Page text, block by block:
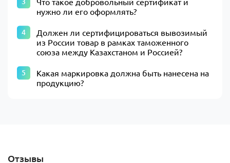
нужно ли его оформлять?
Должен ли сертифицироваться вывозимый
из России товар в рамках таможенного
союза между Казахстаном и Россией?
Какая маркировка должна быть нанесена на
продукцию?
Отзывы